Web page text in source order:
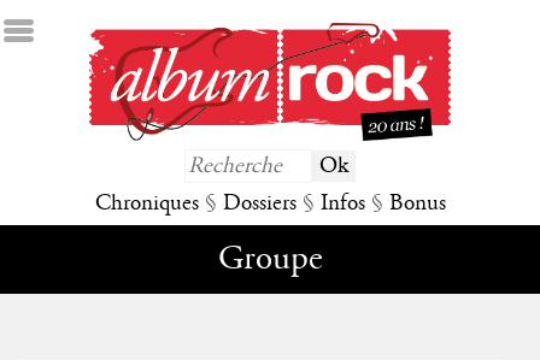
Chroniques § Dossiers § Infos § Bonus
Groupe